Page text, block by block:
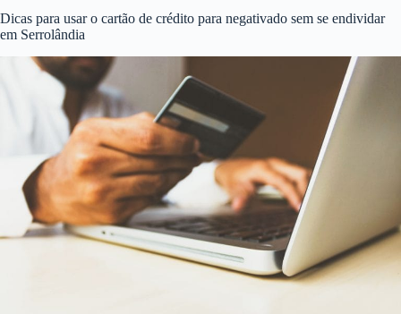
Dicas para usar o cartão de crédito para negativado sem se endividar
em Serrolândia